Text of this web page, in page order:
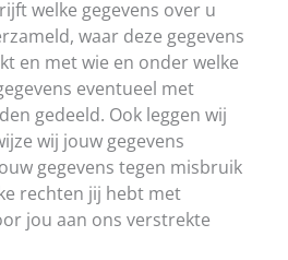
welke gegevens over u
waar deze gegevens
en met wie en onder welke
eventueel met
gedeeld. Ook leggen wij
wij jouw gegevens
gegevens tegen misbruik
rechten jij hebt met
jou aan ons verstrekte